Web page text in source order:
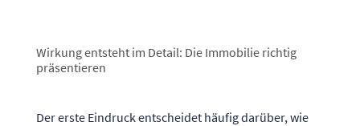
Wirkung entsteht im Detail: Die Immobilie richtig
präsentieren
Der erste Eindruck entscheidet häufig darüber, wie